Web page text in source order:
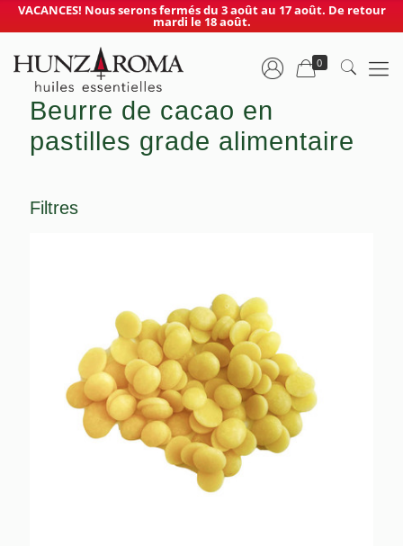
VACANCES! Nous serons fermés du 3 août au 17 août. De retour
mardi le 18 août.
0
Beurre de cacao en
pastilles grade alimentaire
Filtres